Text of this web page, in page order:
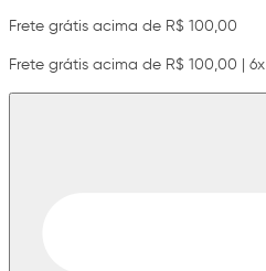
Frete grátis acima de R$ 100,00
Frete grátis acima de R$ 100,00 |